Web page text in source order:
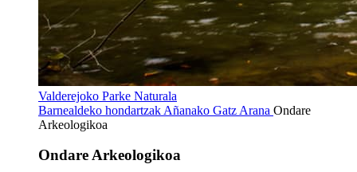
Valderejoko Parke Naturala
Barnealdeko hondartzak Añanako Gatz Arana Ondare
Arkeologikoa
Ondare Arkeologikoa